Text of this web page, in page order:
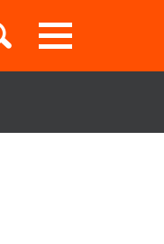
Toggle
navigation